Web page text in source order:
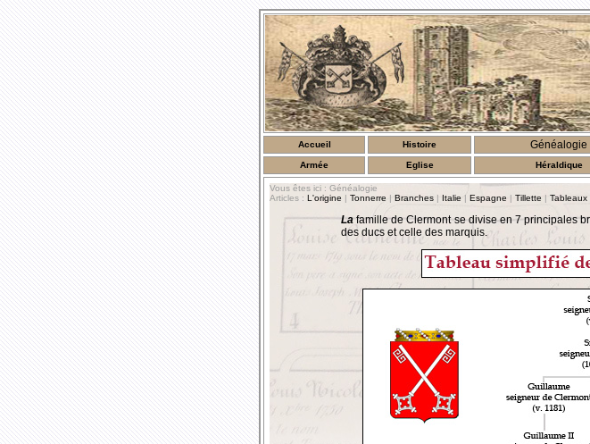
Accueil Histoire Généalogie
Armée Eglise Héraldique
Vous êtes ici : Généalogie
Articles : L'origine | Tonnerre | Branches | Italie | Espagne | Tillette | Tableaux
Lafamille de Clermont se divise en 7 principales
des ducs et celle des marquis.